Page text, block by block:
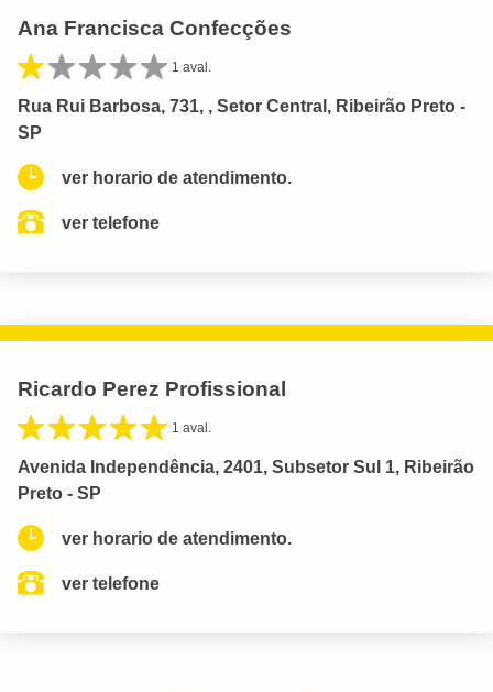
Ana Francisca Confecções
1 aval.
Rua Rui Barbosa, 731, , Setor Central, Ribeirão Preto -
SP
ver horario de atendimento.
ver telefone
Ricardo Perez Profissional
1 aval.
Avenida Independência, 2401, Subsetor Sul 1, Ribeirão
Preto - SP
ver horario de atendimento.
ver telefone